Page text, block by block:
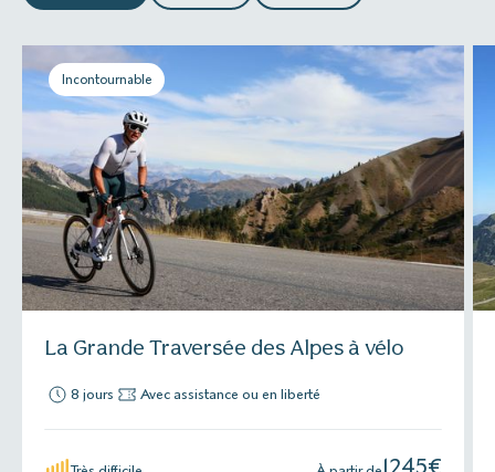
Incontournable
La Grande Traversée des Alpes à vélo
8 jours Avec assistance ou en liberté
1245€